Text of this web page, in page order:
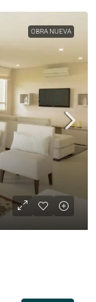
OBRA NUEVA